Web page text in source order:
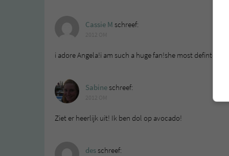
Cassie M schreef:
i adore Angela!i am such a huge fan!she most defintely is
Sabineschreef:
Ziet er heerlijk uit! Ik ben dol op avocado!
desschreef: